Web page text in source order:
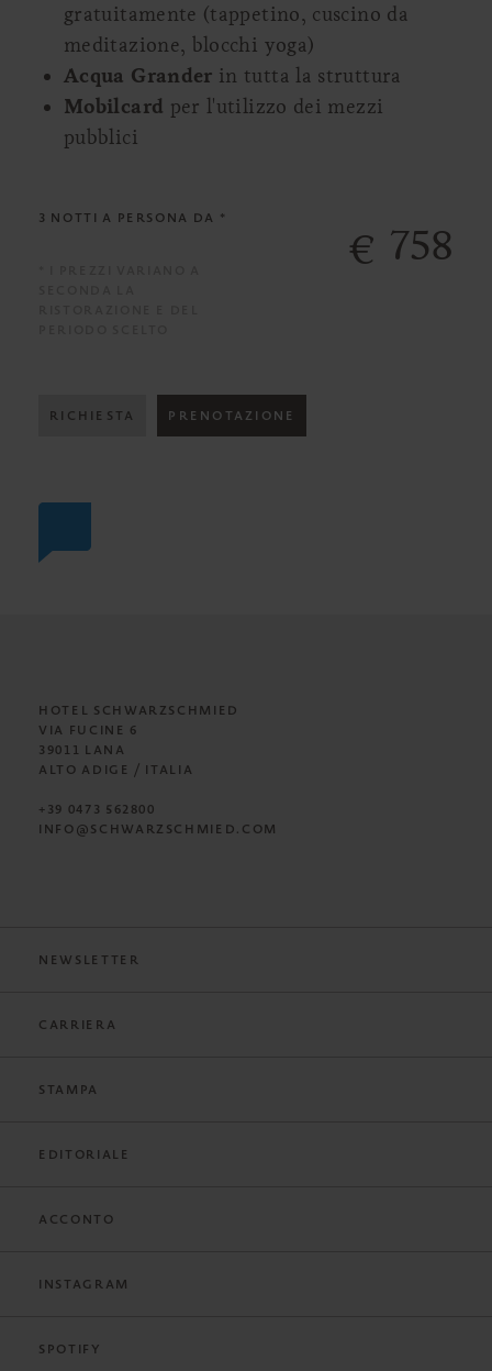
gratuitamente (tappetino, cuscino da
meditazione, blocchi yoga)
Acqua Grander in tutta la struttura
Mobilcard per l'utilizzo dei mezzi
pubblici
3 NOTTI A PERSONA DA *
€ 758
RICHIESTA PRENOTAZIONE
HOTEL SCHWARZSCHMIED
VIA FUCINE 6
39011 LANA
ALTO ADIGE / ITALIA
+39 0473 562800
INFO@SCHWARZSCHMIED.COM
NEWSLETTER
CARRIERA
STAMPA
EDITORIALE
ACCONTO
INSTAGRAM
SPOTIFY